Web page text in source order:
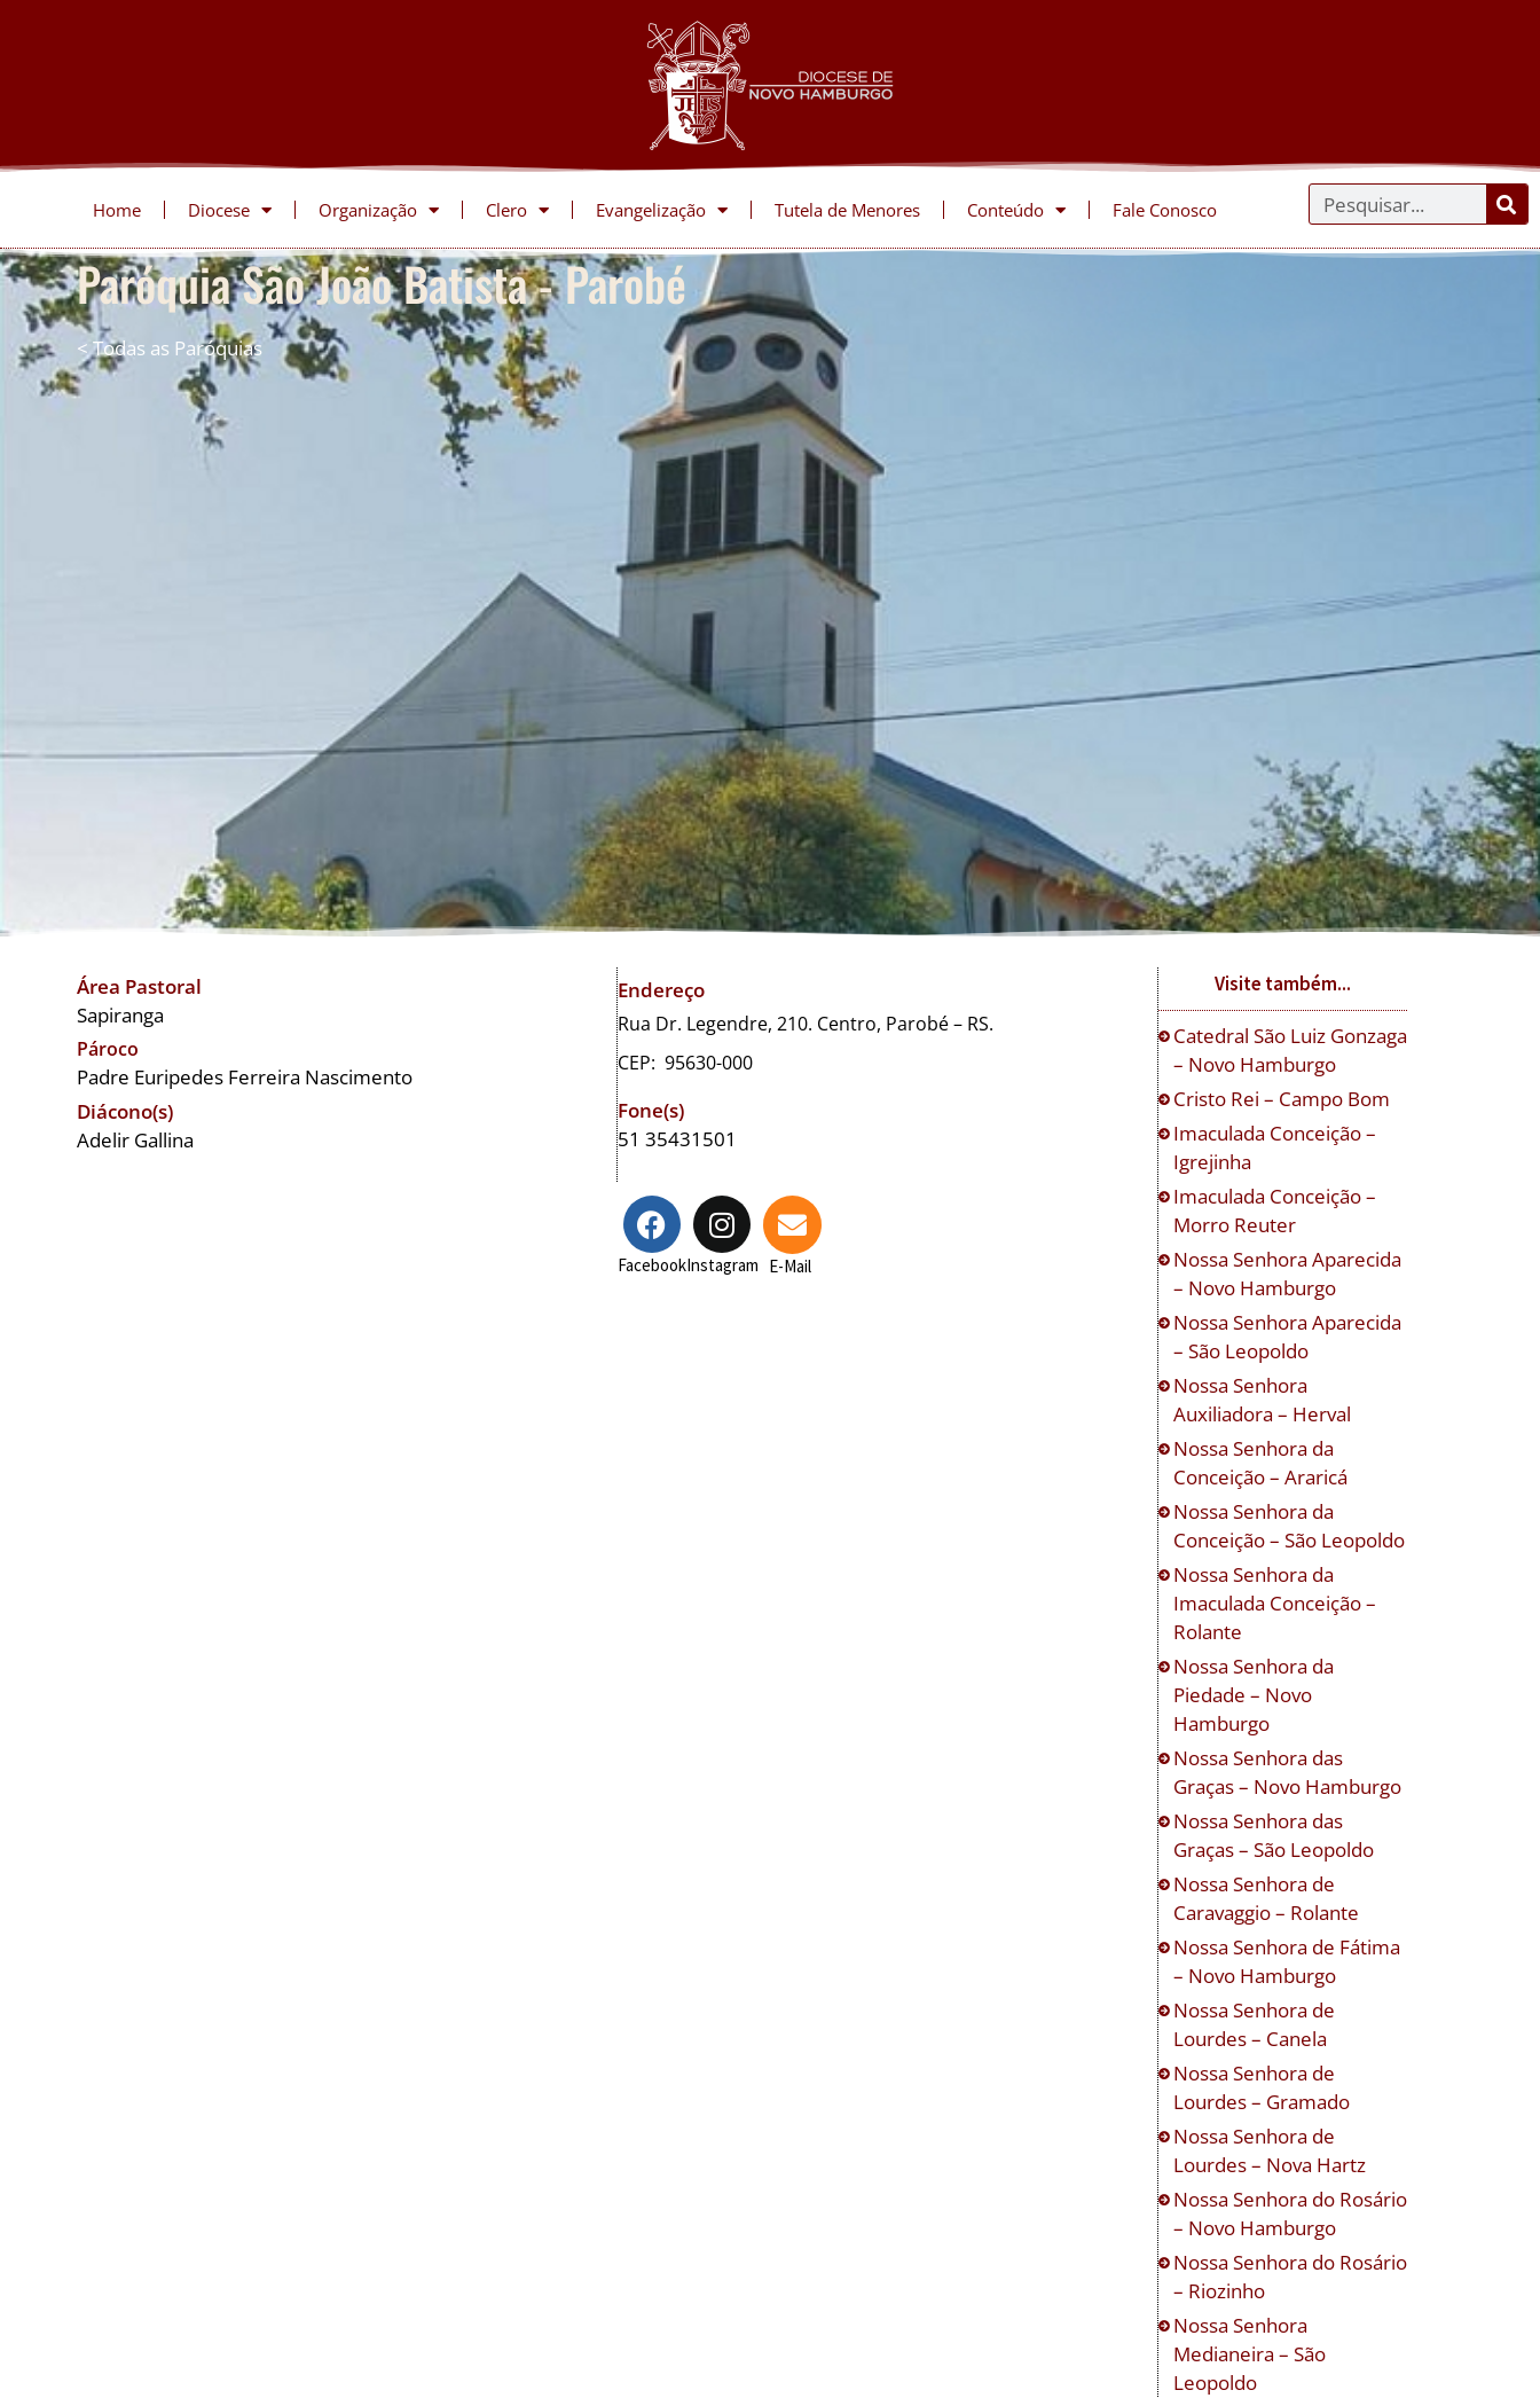
Home Diocese Organização Clero Evangelização Tutela de Menores Conteúdo Fale Conosco
Paróquia São João Batista - Parobé
< Todas as Paróquias
Área Pastoral
Sapiranga
Pároco
Padre Euripedes Ferreira Nascimento
Diácono(s)
Adelir Gallina
Endereço
Rua Dr. Legendre, 210. Centro, Parobé – RS.
CEP: 95630-000
Fone(s)
51 35431501
FacebookInstagram E-Mail
Visite também...
Catedral São Luiz Gonzaga
– Novo Hamburgo
Cristo Rei – Campo Bom
Imaculada Conceição –
Igrejinha
Imaculada Conceição –
Morro Reuter
Nossa Senhora Aparecida
– Novo Hamburgo
Nossa Senhora Aparecida
– São Leopoldo
Nossa Senhora
Auxiliadora – Herval
Nossa Senhora da
Conceição – Araricá
Nossa Senhora da
Conceição – São Leopoldo
Nossa Senhora da
Imaculada Conceição –
Rolante
Nossa Senhora da
Piedade – Novo
Hamburgo
Nossa Senhora das
Graças – Novo Hamburgo
Nossa Senhora das
Graças – São Leopoldo
Nossa Senhora de
Caravaggio – Rolante
Nossa Senhora de Fátima
– Novo Hamburgo
Nossa Senhora de
Lourdes – Canela
Nossa Senhora de
Lourdes – Gramado
Nossa Senhora de
Lourdes – Nova Hartz
Nossa Senhora do Rosário
– Novo Hamburgo
Nossa Senhora do Rosário
– Riozinho
Nossa Senhora
Medianeira – São
Leopoldo